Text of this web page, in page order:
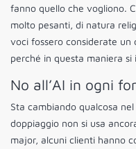
fanno quello che vogliono.
molto pesanti, di natura
voci fossero considerate
perché in questa maniera si
No all’AI in ogni
Sta cambiando qualcosa
doppiaggio non si usa
major, alcuni clienti hanno